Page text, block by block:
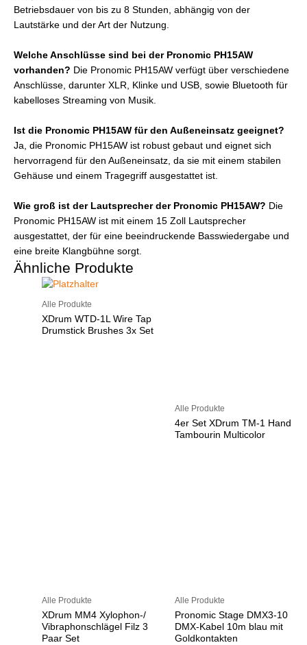
Betriebsdauer von bis zu 8 Stunden, abhängig von der
Lautstärke und der Art der Nutzung.
Welche Anschlüsse sind bei der Pronomic PH15AW
vorhanden? Die Pronomic PH15AW verfügt über verschiedene
Anschlüsse, darunter XLR, Klinke und USB, sowie Bluetooth für
kabelloses Streaming von Musik.
Ist die Pronomic PH15AW für den Außeneinsatz geeignet?
Ja, die Pronomic PH15AW ist robust gebaut und eignet sich
hervorragend für den Außeneinsatz, da sie mit einem stabilen
Gehäuse und einem Tragegriff ausgestattet ist.
Wie groß ist der Lautsprecher der Pronomic PH15AW? Die
Pronomic PH15AW ist mit einem 15 Zoll Lautsprecher
ausgestattet, der für eine beeindruckende Basswiedergabe und
eine breite Klangbühne sorgt.
Ähnliche Produkte
Alle Produkte
XDrum WTD-1L Wire Tap
Drumstick Brushes 3x Set
Alle Produkte
4er Set XDrum TM-1 Hand
Tambourin Multicolor
Alle Produkte
XDrum MM4 Xylophon-/
Vibraphonschlägel Filz 3
Paar Set
Alle Produkte
Pronomic Stage DMX3-10
DMX-Kabel 10m blau mit
Goldkontakten